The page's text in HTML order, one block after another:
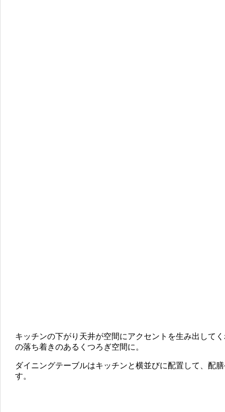
キッチンの下がり天井が空間にアクセントを生み出して
の落ち着きのあるくつろぎ空間に。
ダイニングテーブルはキッチンと横並びに配置して、配
す。